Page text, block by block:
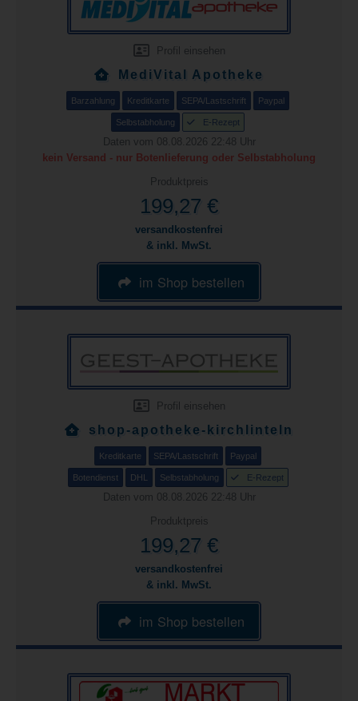
Profil einsehen
MediVital Apotheke
Barzahlung Kreditkarte SEPA/Lastschrift Paypal
Selbstabholung E-Rezept
Daten vom 08.08.2026 22:48 Uhr
kein Versand - nur Botenlieferung oder Selbstabholung
Produktpreis
199,27 €
versandkostenfrei
& inkl. MwSt.
im Shop bestellen
Profil einsehen
shop-apotheke-kirchlinteln
Kreditkarte SEPA/Lastschrift Paypal
Botendienst DHL Selbstabholung E-Rezept
Daten vom 08.08.2026 22:48 Uhr
Produktpreis
199,27 €
versandkostenfrei
& inkl. MwSt.
im Shop bestellen